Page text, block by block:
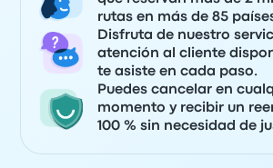
rutas en más de 85
Disfruta de nuestro
atención al cliente
te asiste en cada paso.
Puedes cancelar en
momento y recibir un
100 % sin necesidad de